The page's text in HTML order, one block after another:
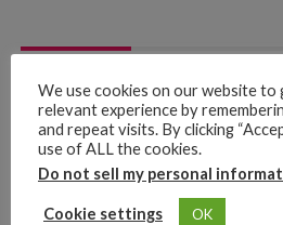
Artista de La Semana
CineManía
Dicomania TV
Dicosports
FitMania
Geekmania
MakeupManía
We use cookies on our website to
relevant experience by
and repeat visits. By clicking
use of ALL the cookies.
Do not sell my personal
Cookie settings OK